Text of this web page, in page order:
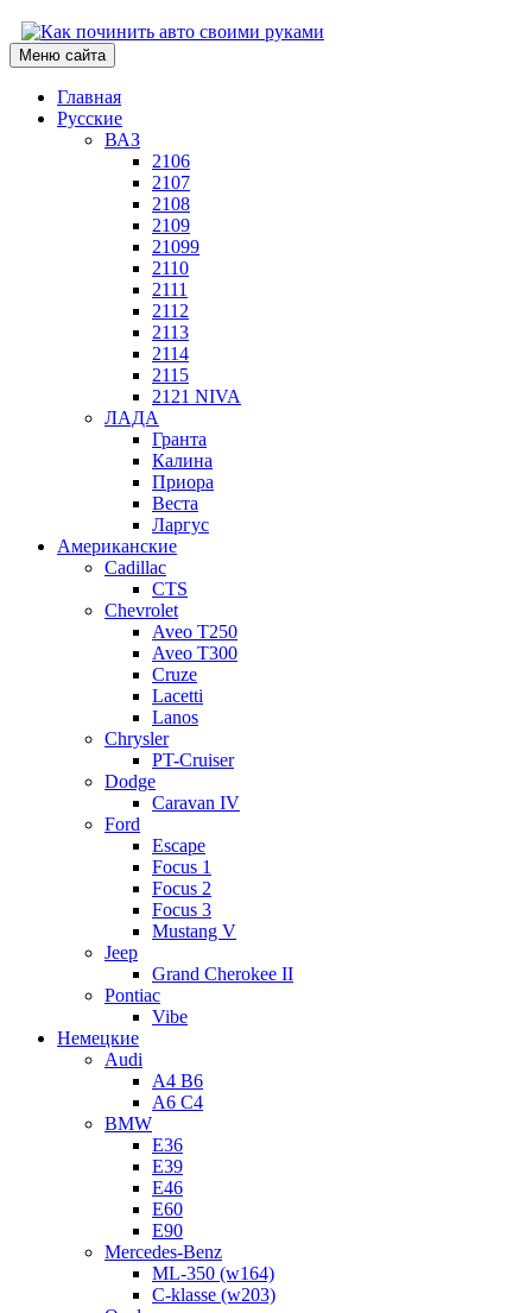
Меню сайта
Главная
Русские
ВАЗ
2106
2107
2108
2109
21099
2110
2111
2112
2113
2114
2115
2121 NIVA
ЛАДА
Гранта
Калина
Приора
Веста
Ларгус
Американские
Cadillac
CTS
Chevrolet
Aveo Т250
Aveo T300
Cruze
Lacetti
Lanos
Chrysler
PT-Cruiser
Dodge
Caravan IV
Ford
Escape
Focus 1
Focus 2
Focus 3
Mustang V
Jeep
Grand Cherokee II
Pontiac
Vibe
Немецкие
Audi
A4 B6
A6 C4
BMW
E36
E39
E46
E60
E90
Mercedes-Benz
ML-350 (w164)
C-klasse (w203)